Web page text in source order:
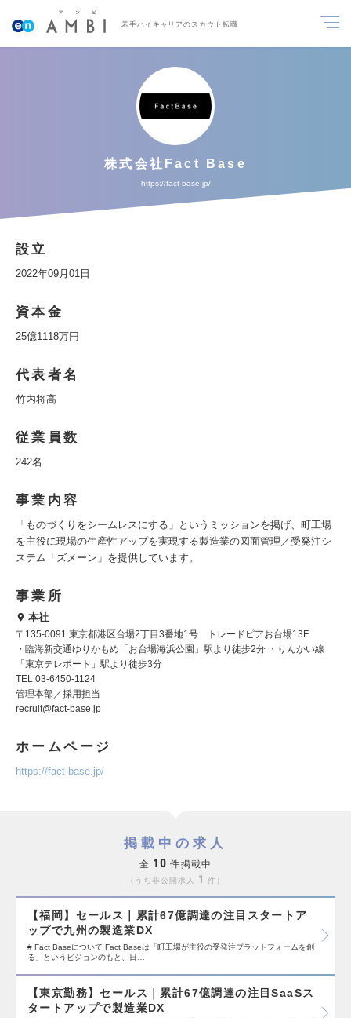
若手ハイキャリアのスカウト転職
株式会社Fact Base
https://fact-base.jp/
設立
2022年09月01日
資本金
25億1118万円
代表者名
竹内将高
従業員数
242名
事業内容
「ものづくりをシームレスにする」というミッションを掲げ、町工場
を主役に現場の生産性アップを実現する製造業の図面管理／受発注シ
ステム「ズメーン」を提供しています。
事業所
本社
〒135-0091 東京都港区台場2丁目3番地1号 トレードピアお台場13F
・臨海新交通ゆりかもめ「お台場海浜公園」駅より徒歩2分 ・りんかい線
「東京テレポート」駅より徒歩3分
TEL 03-6450-1124
管理本部／採用担当
recruit@fact-base.jp
ホームページ
https://fact-base.jp/
掲載中の求人
全 10 件掲載中
うち非公開求人 1 件
【福岡】セールス｜累計67億調達の注目スタートア
ップで九州の製造業DX
# Fact Baseについて Fact Baseは「町工場が主役の受発注プラットフォームを創
る」というビジョンのもと、日…
【東京勤務】セールス｜累計67億調達の注目SaaSス
タートアップで製造業DX